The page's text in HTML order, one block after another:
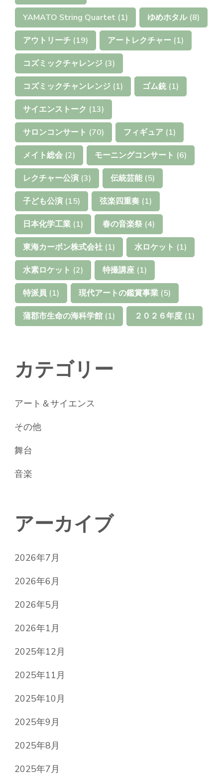
YAMATO String Quartet (1) ゆめホタル(8)
アウトリーチ (19) アートレクチャー (1)
コズミックチャレンジ (3)
コズミックチャンレンジ (1) ゴム銃(1)
サイエンストーク (13)
サロンコンサート (70) フィギュア (1)
メイト総会 (2) モーニングコンサート (6)
レクチャー公演 (3) 伝統芸能 (5)
子ども公演 (15) 弦楽四重奏 (1)
日本化学工業 (1) 春の音楽祭 (4)
東海カーボン株式会社 (1) 水ロケット (1)
水素ロケット (2) 特撮講座 (1)
特派員 (1) 現代アートの鑑賞事業 (5)
蒲郡市生命の海科学館 (1) ２０２６年度 (1)
カテゴリー
アート＆サイエンス
その他
舞台
音楽
アーカイブ
2026年7月
2026年6月
2026年5月
2026年1月
2025年12月
2025年11月
2025年10月
2025年9月
2025年8月
2025年7月